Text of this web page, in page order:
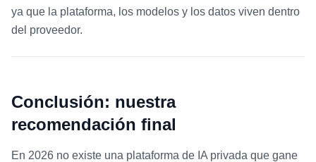
ya que la plataforma, los modelos y los datos viven dentro
del proveedor.
Conclusión: nuestra
recomendación final
En 2026 no existe una plataforma de IA privada que gane